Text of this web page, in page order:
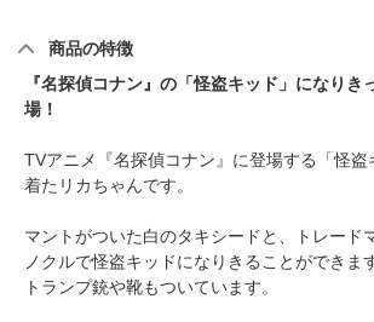
商品の特徴
『名探偵コナン』の「怪盗キッド」になりき
場！
TVアニメ『名探偵コナン』に登場する「怪盗
着たリカちゃんです。
マントがついた白のタキシードと、トレード
ノクルで怪盗キッドになりきることができま
トランプ銃や靴もついています。